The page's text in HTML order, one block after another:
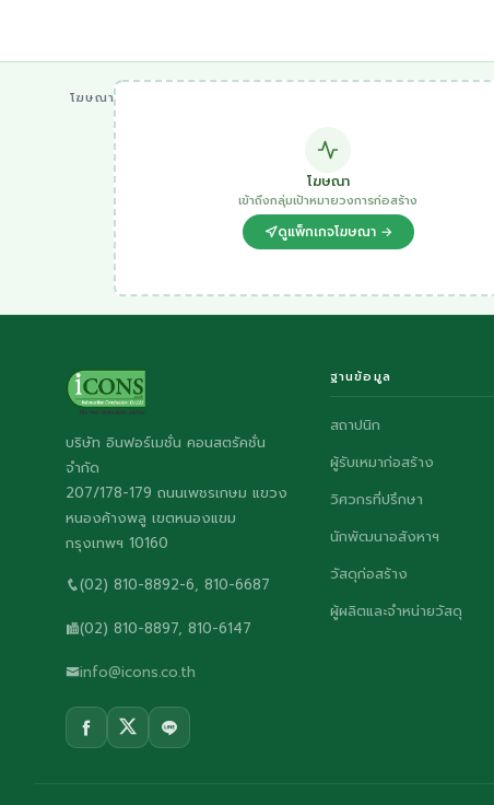
โฆษณา
โฆษณา
เข้าถึงกลุ่มเป้าหมายวงการก่อสร้าง
ดูแพ็กเกจโฆษณา →
บริษัท อินฟอร์เมชั่น คอนสตรัคชั่น
จำกัด
207/178-179 ถนนเพชรเกษม แขวง
หนองค้างพลู เขตหนองแขม
กรุงเทพฯ 10160
(02) 810-8892-6, 810-6687
(02) 810-8897, 810-6147
info@icons.co.th
ฐานข้อมูล
สถาปนิก
ผู้รับเหมาก่อสร้าง
วิศวกรที่ปรึกษา
นักพัฒนาอสังหาฯ
วัสดุก่อสร้าง
ผู้ผลิตและจำหน่ายวัสดุ